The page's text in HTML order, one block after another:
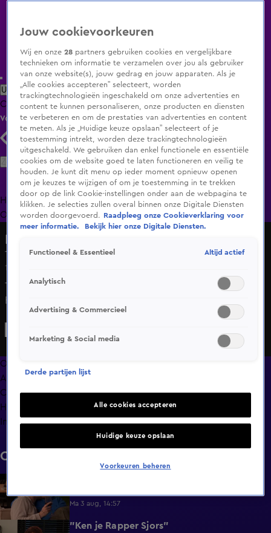
Uitzending Gemist Populaire programma's Zenders Genres
ClipsFilmsRadioSmart TV inlogShop
Volg KIJK
Zoeken
HomeUitzending Gemist Programma's De Bondgenoten
OranjezomerLivestreamsShop
Trix gaat los op 'Europapa'
14 mrt 2025, 11:55
Terwijl Co sport, gaat Trix helemaal los op Europapa. Zou
hij onder de indruk zijn van haar moves?
Overzicht
Afleveringen
Clips
Hoe is het nu met?
Info
Clips
6:32
Ma 3 aug, 14:57
0:49 "Ken je Rapper Sjors"
Jouw cookievoorkeuren
Wij en onze28 partners gebruiken cookies en vergelijkbare
technieken om informatie te verzamelen over jou als gebruiker
van onze website(s), jouw gedrag en jouw apparaten. Als je
„Alle cookies accepteren” selecteert, worden
trackingtechnologieën ingeschakeld om onze advertenties en
content te kunnen personaliseren, onze producten en diensten
te verbeteren en om de prestaties van advertenties en content
te meten. Als je „Huidige keuze opslaan” selecteert of je
toestemming intrekt, worden deze trackingtechnologieën
uitgeschakeld. We gebruiken dan enkel functionele en essentiële
cookies om de website goed te laten functioneren en veilig te
houden. Je kunt dit menu op ieder moment opnieuw openen
om je keuzes te wijzigen of om je toestemming in te trekken
door op de link Cookie-instellingen onder aan de webpagina te
klikken. Je selecties zullen overal binnen onze Digitale Diensten
worden doorgevoerd.
Raadpleeg onze Cookieverklaring voor
meer informatie.
Bekijk hier onze Digitale Diensten.
Functioneel & Essentieel Altijd actief
Analytisch
Advertising & Commercieel
Marketing & Social media
Derde partijen lijst
Alle cookies accepteren
Huidige keuze opslaan
Voorkeuren beheren